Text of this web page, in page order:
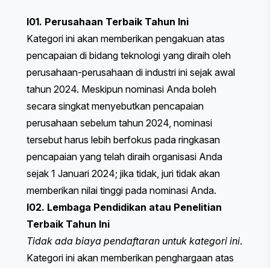
I01. Perusahaan Terbaik Tahun Ini
Kategori ini akan memberikan pengakuan atas
pencapaian di bidang teknologi yang diraih oleh
perusahaan-perusahaan di industri ini sejak awal
tahun 2024. Meskipun nominasi Anda boleh
secara singkat menyebutkan pencapaian
perusahaan sebelum tahun 2024, nominasi
tersebut harus lebih berfokus pada ringkasan
pencapaian yang telah diraih organisasi Anda
sejak 1 Januari 2024; jika tidak, juri tidak akan
memberikan nilai tinggi pada nominasi Anda.
I02. Lembaga Pendidikan atau Penelitian
Terbaik Tahun Ini
Tidak ada biaya pendaftaran untuk kategori ini.
Kategori ini akan memberikan penghargaan atas